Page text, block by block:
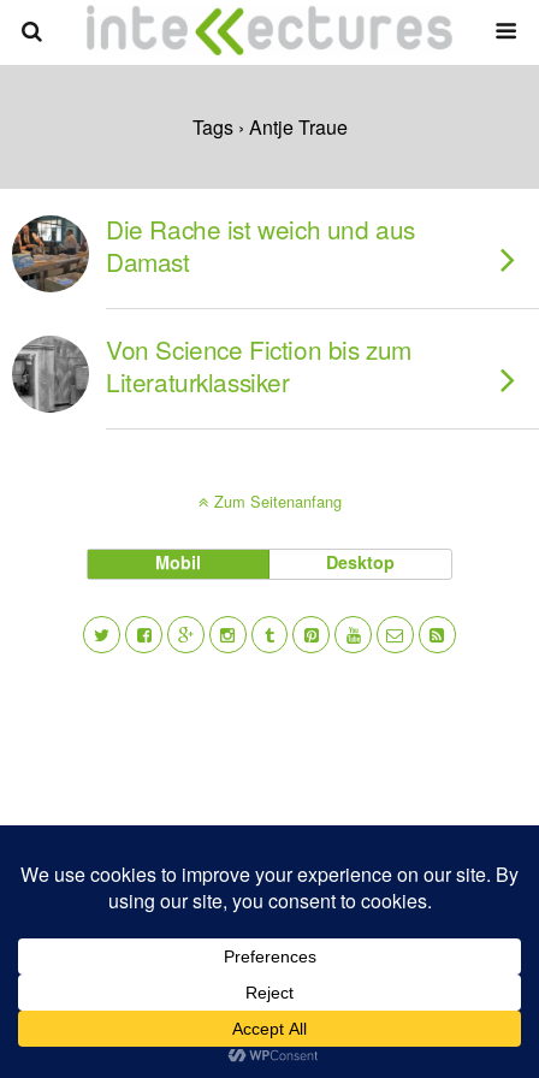
Tags › Antje Traue
Die Rache ist weich und aus
Damast
Von Science Fiction bis zum
Literaturklassiker
Zum Seitenanfang
Mobil Desktop